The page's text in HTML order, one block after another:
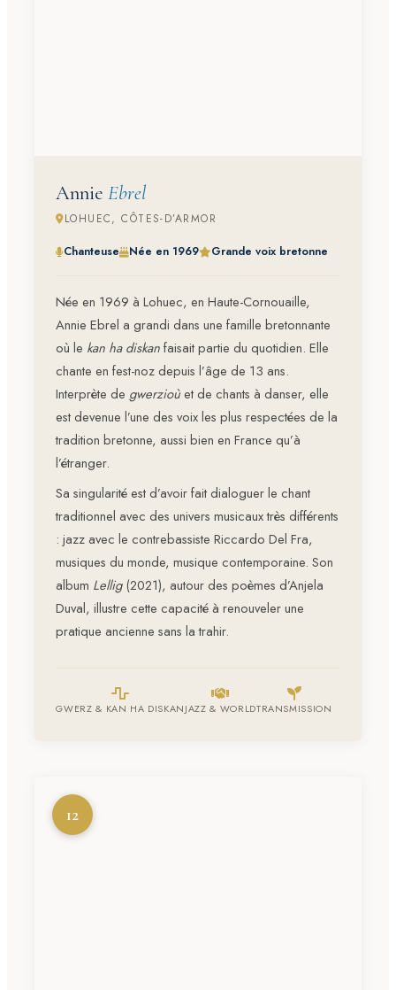
AnnieEbrel
LOHUEC, CÔTES-D’ARMOR
Chanteuse Née en 1969 Grande voix bretonne
Née en 1969 à Lohuec, en Haute-Cornouaille,
Annie Ebrel a grandi dans une famille bretonnante
où le kan ha diskanfaisait partie du quotidien. Elle
chante en fest-noz depuis l’âge de 13 ans.
Interprète degwerzioùet de chants à danser, elle
est devenue l’une des voix les plus respectées de la
tradition bretonne, aussi bien en France qu’à
l’étranger.
Sa singularité est d’avoir fait dialoguer le chant
traditionnel avec des univers musicaux très différents
: jazz avec le contrebassiste Riccardo Del Fra,
musiques du monde, musique contemporaine. Son
album Lellig(2021), autour des poèmes d’Anjela
Duval, illustre cette capacité à renouveler une
pratique ancienne sans la trahir.
GWERZ & KAN HA DISKANJAZZ & WORLDTRANSMISSION
12